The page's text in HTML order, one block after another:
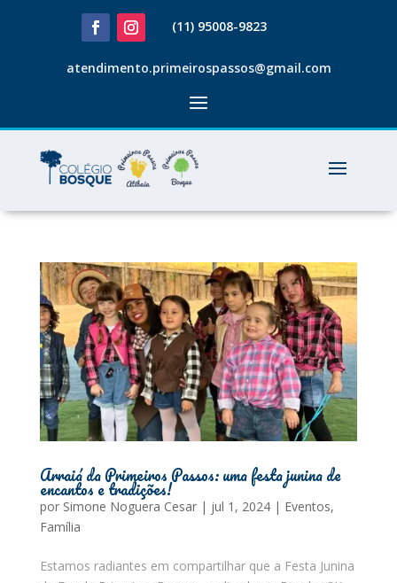
atendimento.primeirospassos@gmail.com
(11) 95008-9823
Arraiá da Primeiros Passos: uma festa junina de
encantos e tradições!
por Simone Noguera Cesar| jul 1, 2024| Eventos,
Família
Estamos radiantes em compartilhar que a Festa Junina